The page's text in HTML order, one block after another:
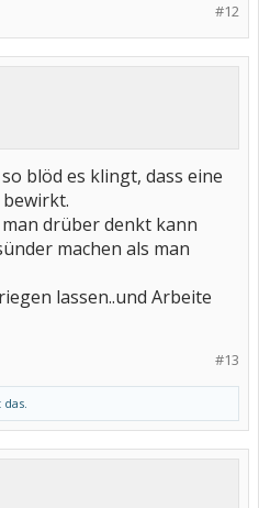
#12
blöd es klingt, dass eine
drüber denkt kann
machen als man
lassen..und Arbeite
#13